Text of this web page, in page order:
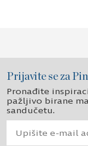
Prijavite se za
Pronađite
pažljivo birane
sandučetu.